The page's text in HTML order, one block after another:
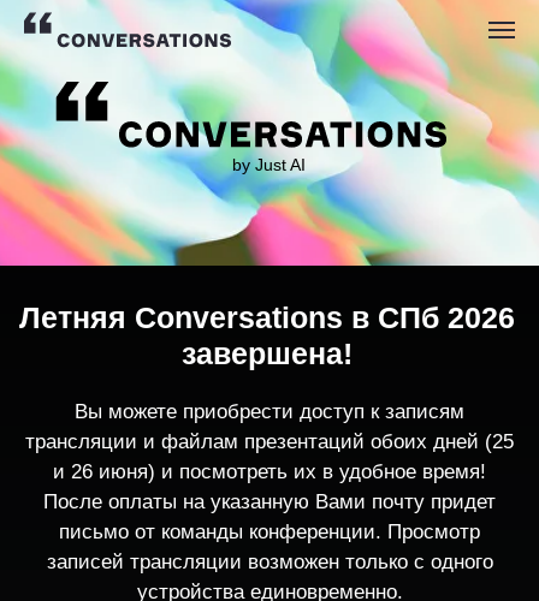
by Just AI
трансляции и файлам презентаций обоих дней (25
После оплаты на указанную Вами почту придет
записей трансляции возможен только с одного
устройства единовременно.
По любым вопросам пишите
contact@conversations-ai.co m
Летняя Conversations в СПб 2026
завершена!